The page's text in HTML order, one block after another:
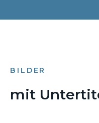
BILDER
mit